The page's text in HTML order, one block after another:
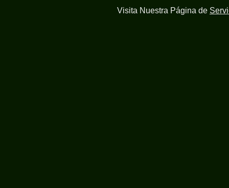
Visita Nuestra Página de